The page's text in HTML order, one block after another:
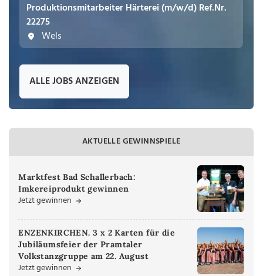
Produktionsmitarbeiter Härterei (m/w/d) Ref.Nr.
22275
Wels
ALLE JOBS ANZEIGEN
AKTUELLE GEWINNSPIELE
Marktfest Bad Schallerbach:
Imkereiprodukt gewinnen
Jetzt gewinnen
ENZENKIRCHEN. 3 x 2 Karten für die
Jubiläumsfeier der Pramtaler
Volkstanzgruppe am 22. August
Jetzt gewinnen